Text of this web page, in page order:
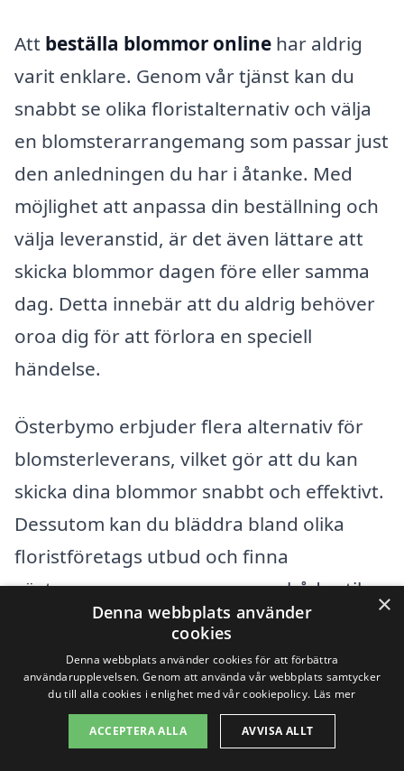
Att beställa blommor online har aldrig
varit enklare. Genom vår tjänst kan du
snabbt se olika floristalternativ och välja
en blomsterarrangemang som passar just
den anledningen du har i åtanke. Med
möjlighet att anpassa din beställning och
välja leveranstid, är det även lättare att
skicka blommor dagen före eller samma
dag. Detta innebär att du aldrig behöver
oroa dig för att förlora en speciell
händelse.
Österbymo erbjuder flera alternativ för
blomsterleverans, vilket gör att du kan
skicka dina blommor snabbt och effektivt.
Dessutom kan du bläddra bland olika
floristföretags utbud och finna
växtarrangemang som passar både stil
och plånbok.
Oavsett om du planerar att överraska
någon eller om det finns en särskild
anledning att fira, kan du lita på att
×
Denna webbplats använder
cookies
Denna webbplats använder cookies för att förbättra
användarupplevelsen. Genom att använda vår webbplats samtycker
du till alla cookies i enlighet med vår cookiepolicy. Läs mer
ACCEPTERA ALLA AVVISA ALLT